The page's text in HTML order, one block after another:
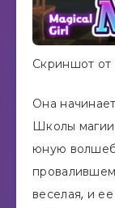
Скриншот от
Она
Школы магии
юную
веселая, и